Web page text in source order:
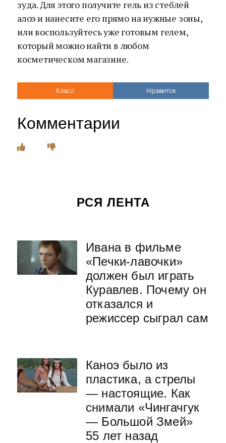
зуда. Для этого получите гель из стеблей
алоэ и нанесите его прямо на нужные зоны,
или воспользуйтесь уже готовым гелем,
который можно найти в любом
косметическом магазине.
Класс! Нравится
Комментарии
РСЯ ЛЕНТА
Ивана в фильме
«Печки-лавочки»
должен был играть
Куравлев. Почему он
отказался и
режиссер сыграл сам
Каноэ было из
пластика, а стрелы
— настоящие. Как
снимали «Чингачгук
— Большой Змей»
55 лет назад